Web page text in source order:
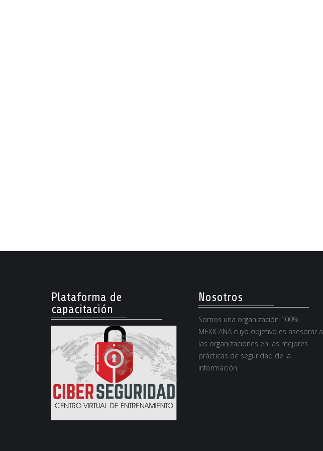
Plataforma de
capacitación
Nosotros
Somos una organización 100%
MEXICANA cuyo objetivo es asesorar a
las organizaciones en las mejores
prácticas de seguridad de la
información.